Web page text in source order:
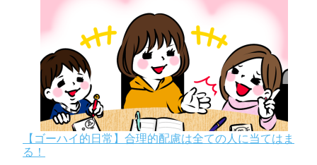
【ゴーハイ的日常】合理的配慮は全ての人に当てはま
る！